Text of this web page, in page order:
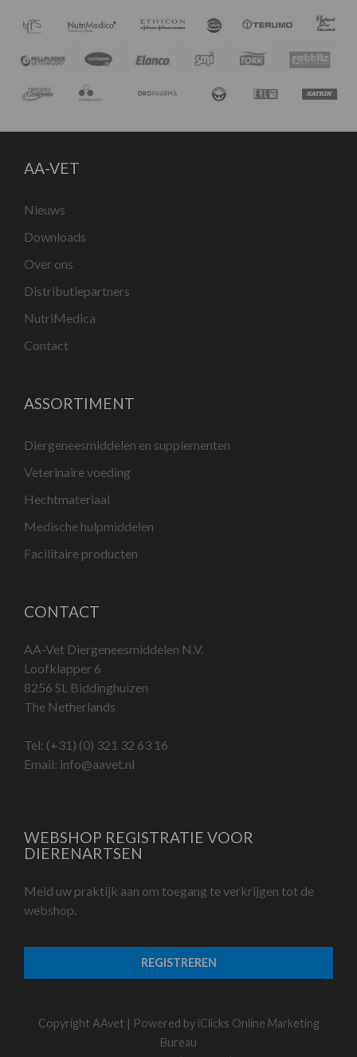
AA-VET
Nieuws
Downloads
Over ons
Distributiepartners
NutriMedica
Contact
ASSORTIMENT
Diergeneesmiddelen en supplementen
Veterinaire voeding
Hechtmateriaal
Medische hulpmiddelen
Facilitaire producten
CONTACT
AA-Vet Diergeneesmiddelen N.V.
Loofklapper 6
8256 SL Biddinghuizen
The Netherlands
Tel: (+31) (0) 321 32 63 16
Email: info@aavet.nl
WEBSHOP REGISTRATIE VOOR
DIERENARTSEN
Meld uw praktijk aan om toegang te verkrijgen tot de
webshop.
REGISTREREN
Copyright AAvet | Powered by iClicks Online Marketing
Bureau